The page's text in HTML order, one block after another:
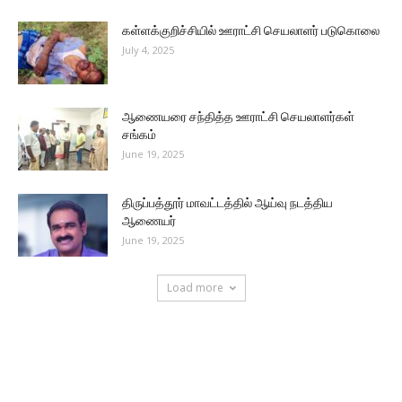
கள்ளக்குறிச்சியில் ஊராட்சி செயலாளர் படுகொலை
July 4, 2025
ஆணையரை சந்தித்த ஊராட்சி செயலாளர்கள்
சங்கம்
June 19, 2025
திருப்பத்தூர் மாவட்டத்தில் ஆய்வு நடத்திய
ஆணையர்
June 19, 2025
Load more